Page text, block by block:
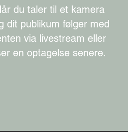
du taler til et kamera
dit publikum følger med
via livestream eller
en optagelse senere.